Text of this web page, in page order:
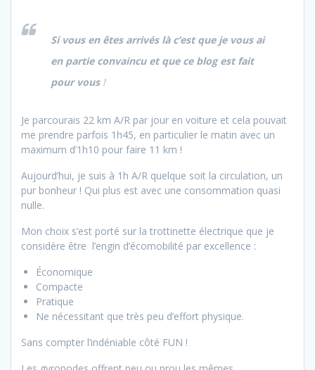
Si vous en êtes arrivés là c’est que je vous ai
en partie convaincu et que ce blog est fait
pour vous!
Je parcourais 22 km A/R par jour en voiture et cela pouvait
me prendre parfois 1h45, en particulier le matin avec un
maximum d’1h10 pour faire 11 km !
Aujourd’hui, je suis à 1h A/R quelque soit la circulation, un
pur bonheur ! Qui plus est avec une consommation quasi
nulle.
Mon choix s’est porté sur la trottinette électrique que je
considère être l’engin d’écomobilité par excellence :
Économique
Compacte
Pratique
Ne nécessitant que très peu d’effort physique.
Sans compter l’indéniable côté FUN !